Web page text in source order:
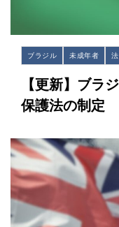
ブラジル 未成年者
【更新】ブラ
保護法の制定